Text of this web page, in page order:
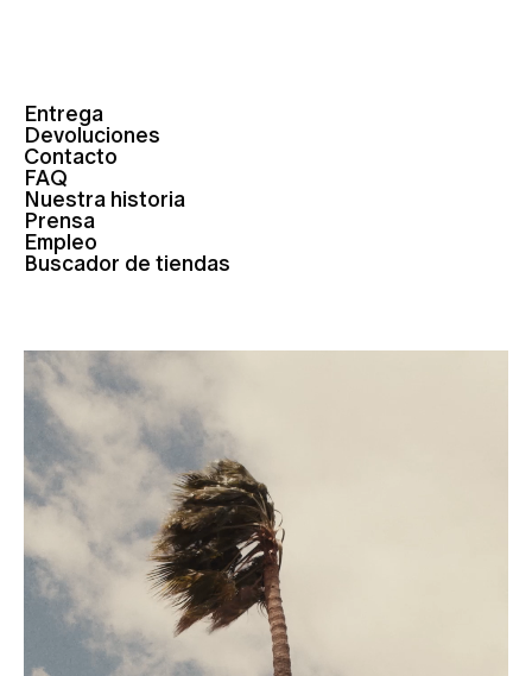
Entrega
Devoluciones
Contacto
FAQ
Nuestra historia
Prensa
Empleo
Buscador de tiendas